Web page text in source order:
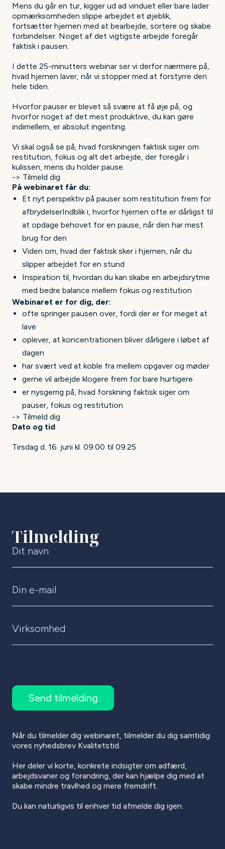
Mens du går en tur, kigger ud ad vinduet eller bare lader
opmærksomheden slippe arbejdet et øjeblik,
fortsætter hjernen med at bearbejde, sortere og skabe
forbindelser. Noget af det vigtigste arbejde foregår
faktisk i pausen.
I dette 25-minutters webinar ser vi derfor nærmere på,
hvad hjernen laver, når vi stopper med at forstyrre den
hele tiden.
Hvorfor pauser er blevet så svære at få øje på, og
hvorfor noget af det mest produktive, du kan gøre
indimellem, er absolut ingenting.
Vi skal også se på, hvad forskningen faktisk siger om
restitution, fokus og alt det arbejde, der foregår i
kulissen, mens du holder pause.
-> Tilmeld dig
På webinaret får du:
Et nyt perspektiv på pauser som restitution frem for
afbrydelserIndblik i, hvorfor hjernen ofte er dårligst til
at opdage behovet for en pause, når den har mest
brug for den
Viden om, hvad der faktisk sker i hjernen, når du
slipper arbejdet for en stund
Inspiration til, hvordan du kan skabe en arbejdsrytme
med bedre balance mellem fokus og restitution
Webinaret er for dig, der:
ofte springer pausen over, fordi der er for meget at
lave
oplever, at koncentrationen bliver dårligere i løbet af
dagen
har svært ved at koble fra mellem opgaver og møder
gerne vil arbejde klogere frem for bare hurtigere
er nysgerrig på, hvad forskning faktisk siger om
pauser, fokus og restitution
-> Tilmeld dig
Dato og tid
Tirsdag d. 16. juni kl. 09.00 til 09.25
Tilmelding
Når du tilmelder dig webinaret, tilmelder du dig samtidig
vores nyhedsbrev Kvalitetstid.
Her deler vi korte, konkrete indsigter om adfærd,
arbejdsvaner og forandring, der kan hjælpe dig med at
skabe mindre travlhed og mere fremdrift.
Du kan naturligvis til enhver tid afmelde dig igen.